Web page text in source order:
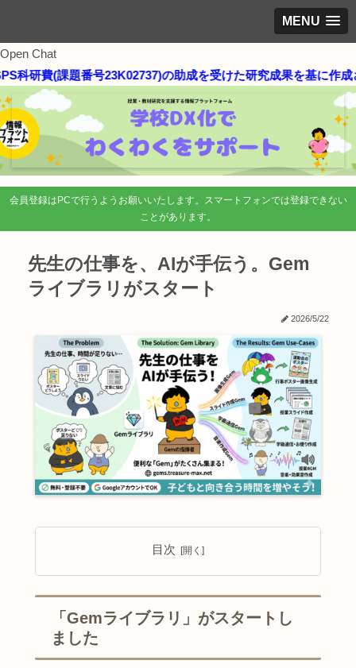
MENU
Open Chat
研費(課題番号23K02737)の助成を受けた研究成果を基に作成さ
会員登録はPCで行うようお願いいたします。スマートフォンでは登録できない
ことがあります。
先生の仕事を、AIが手伝う。Gem
ライブラリがスタート
2026/5/22
目次
「Gemライブラリ」がスタートし
ました